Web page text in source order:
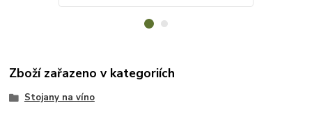
Zboží zařazeno v kategoriích
Stojany na víno